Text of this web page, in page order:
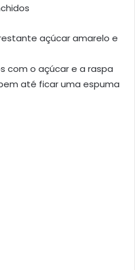
açúcar amarelo e
com o açúcar e a raspa
até ficar uma espuma